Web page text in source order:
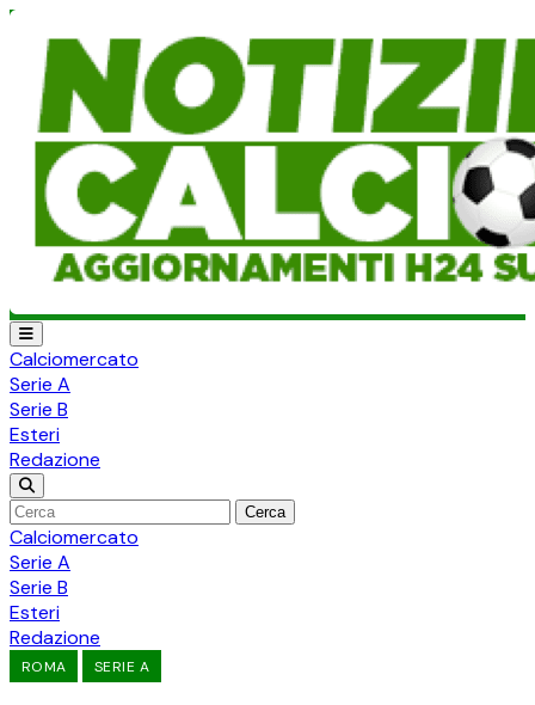
Calciomercato
Serie A
Serie B
Esteri
Redazione
Cerca
Calciomercato
Serie A
Serie B
Esteri
Redazione
ROMA SERIE A